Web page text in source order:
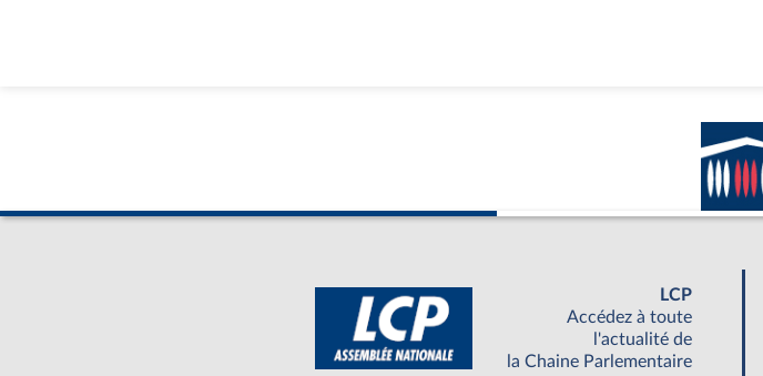
LCP
Accédez à toute
l'actualité de
la Chaine Parlementaire